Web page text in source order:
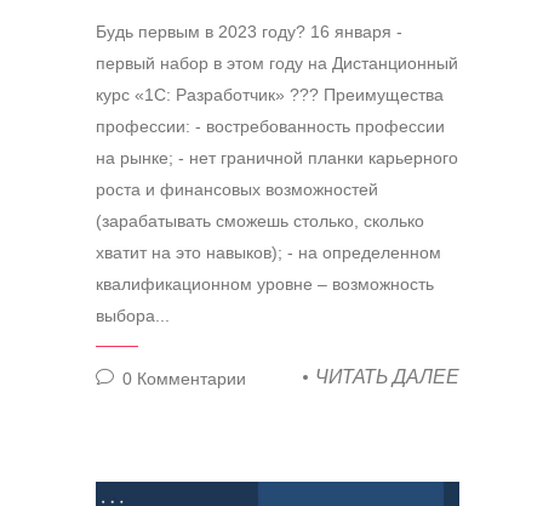
Будь первым в 2023 году? 16 января -
первый набор в этом году на Дистанционный
курс «1С: Разработчик» ??‍? Преимущества
профессии: - востребованность профессии
на рынке; - нет граничной планки карьерного
роста и финансовых возможностей
(зарабатывать сможешь столько, сколько
хватит на это навыков); - на определенном
квалификационном уровне – возможность
выбора...
0 Комментарии ЧИТАТЬ ДАЛЕЕ